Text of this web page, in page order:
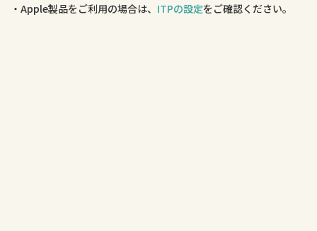
Apple製品をご利用の場合は、 ITPの設定をご確認ください。